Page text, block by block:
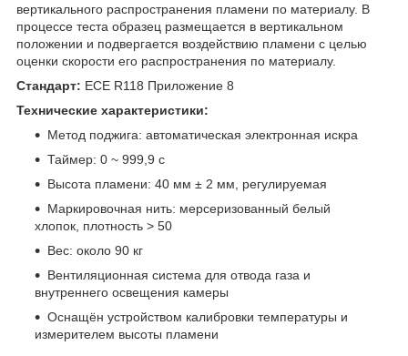
вертикального распространения пламени по материалу. В
процессе теста образец размещается в вертикальном
положении и подвергается воздействию пламени с целью
оценки скорости его распространения по материалу.
Стандарт: ECE R118 Приложение 8
Технические характеристики:
Метод поджига: автоматическая электронная искра
Таймер: 0 ~ 999,9 с
Высота пламени: 40 мм ± 2 мм, регулируемая
Маркировочная нить: мерсеризованный белый
хлопок, плотность > 50
Вес: около 90 кг
Вентиляционная система для отвода газа и
внутреннего освещения камеры
Оснащён устройством калибровки температуры и
измерителем высоты пламени